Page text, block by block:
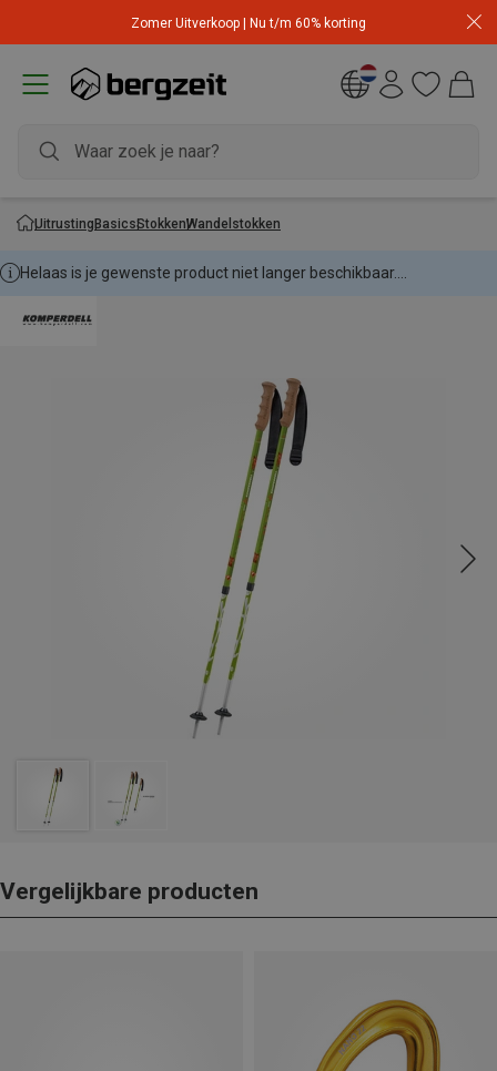
Zomer Uitverkoop | Nu t/m 60% korting
UitrustingBasicsStokkenWandelstokken
Helaas is je gewenste product niet langer beschikbaar....
Vergelijkbare producten